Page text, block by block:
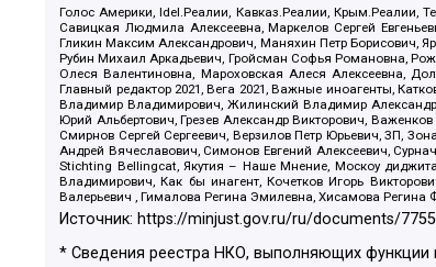
Голос Америки, Idel.Реалии, Кавказ.Реалии, Крым.Реалии,
Савицкая Людмила Алексеевна, Маркелов Сергей
Гликин Максим Александрович, Маняхин Петр Борисович,
Рубин Михаил Аркадьевич, Гройсман Софья Романовна,
Олеся Валентиновна, Мароховская Алеся Алексеевна,
Главный редактор 2021, Вега 2021, Важные иноагенты,
Владимир Владимирович, Жилинский Владимир
Юрий Альбертович, Грезев Александр Викторович,
Смирнов Сергей Сергеевич, Верзилов Петр Юрьевич, ЗП,
Андрей Вячеславович, Симонов Евгений Алексеевич,
Stichting Bellingcat, Якутия – Наше Мнение, Москоу
Владимирович, Как бы инагент, Кочетков Игорь
Валерьевич , Гималова Регина Эмилевна, Хисамова Регина
Источник: https://minjust.gov.ru/ru/documents/
* Сведения реестра НКО, выполняющих функции